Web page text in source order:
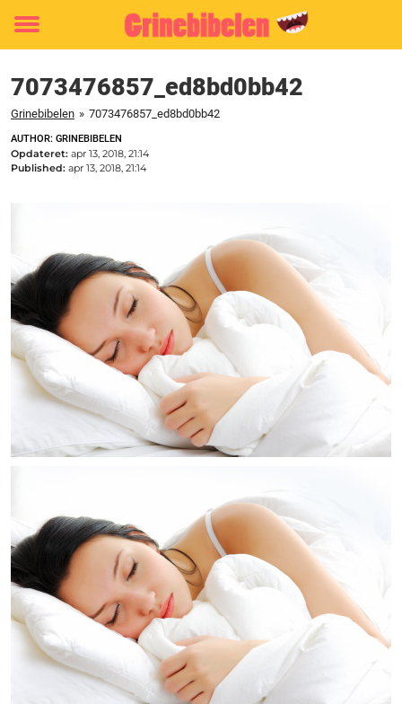
Toggle
7073476857_ed8bd0bb42
Grinebibelen » 7073476857_ed8bd0bb42
AUTHOR: GRINEBIBELEN
Opdateret: apr 13, 2018, 21:14
Published: apr 13, 2018, 21:14